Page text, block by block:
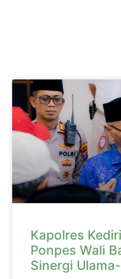
Kapolres
Ponpes Wali
Sinergi